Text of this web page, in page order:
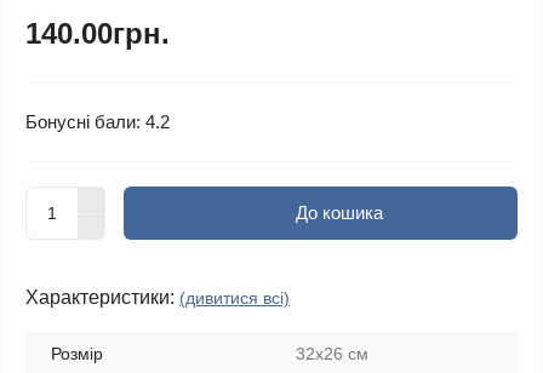
140.00грн.
Бонусні бали: 4.2
До кошика
Характеристики: (дивитися всі)
Розмір 32х26 см